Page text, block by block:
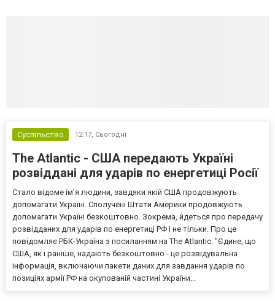
Суспільство 12:17, Сьогодні
The Atlantic - США передають Україні
розвіддані для ударів по енергетиці Росії
Стало відоме ім'я людини, завдяки якій США продовжують
допомагати Україні. Сполучені Штати Америки продовжують
допомагати Україні безкоштовно. Зокрема, йдеться про передачу
розвідданих для ударів по енергетиці РФ і не тільки. Про це
повідомляє РБК-Україна з посиланням на The Atlantic. "Єдине, що
США, як і раніше, надають безкоштовно - це розвідувальна
інформація, включаючи пакети даних для завдання ударів по
позиціях армії РФ на окупованій частині України...